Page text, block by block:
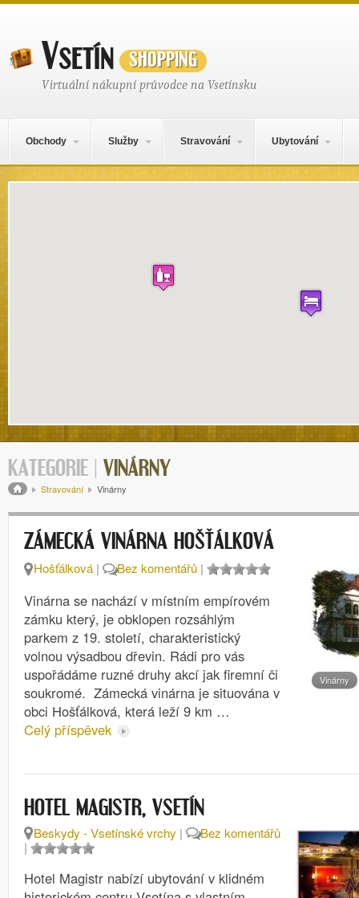
Vsetínshopping
Virtuální nákupní průvodce na Vsetínsku
Obchody Služby Stravování Ubytování
Mapa obsahu
KATEGORIE | VINÁRNY
Drobečková navigace
Stravování Vinárny
ZÁMECKÁ VINÁRNA HOŠŤÁLKOVÁ
Vinárny
Hošťálková | Bez komentářů |
Vinárna se nachází v místním empírovém
zámku který, je obklopen rozsáhlým
parkem z 19. století, charakteristický
volnou výsadbou dřevin. Rádi pro vás
uspořádáme ruzné druhy akcí jak firemní či
soukromé. Zámecká vinárna je situována v
obci Hošťálková, která leží 9 km …
Celý příspěvek
HOTEL MAGISTR, VSETÍN
Beskydy - Vsetínské vrchy |
Bez komentářů
|
Hotel Magistr nabízí ubytování v klidném